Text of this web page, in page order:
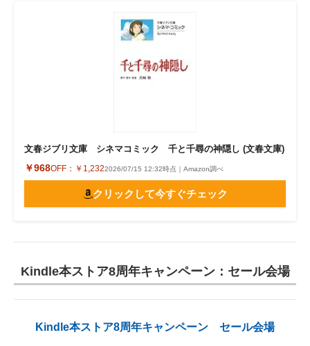
文春ジブリ文庫 シネマコミック 千と千尋の神隠し (文春文庫)
￥968OFF： ￥1,2322026/07/15 12:32時点｜Amazon調べ
クリックして今すぐチェック
Kindle本ストア8周年キャンペーン：セール会場
Kindle本ストア8周年キャンペーン セール会場